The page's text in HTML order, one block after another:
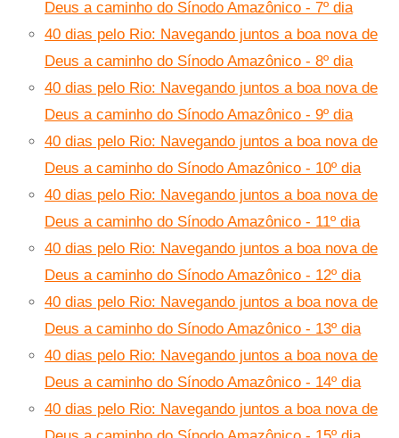
Deus a caminho do Sínodo Amazônico - 7º dia
40 dias pelo Rio: Navegando juntos a boa nova de
Deus a caminho do Sínodo Amazônico - 8º dia
40 dias pelo Rio: Navegando juntos a boa nova de
Deus a caminho do Sínodo Amazônico - 9º dia
40 dias pelo Rio: Navegando juntos a boa nova de
Deus a caminho do Sínodo Amazônico - 10º dia
40 dias pelo Rio: Navegando juntos a boa nova de
Deus a caminho do Sínodo Amazônico - 11º dia
40 dias pelo Rio: Navegando juntos a boa nova de
Deus a caminho do Sínodo Amazônico - 12º dia
40 dias pelo Rio: Navegando juntos a boa nova de
Deus a caminho do Sínodo Amazônico - 13º dia
40 dias pelo Rio: Navegando juntos a boa nova de
Deus a caminho do Sínodo Amazônico - 14º dia
40 dias pelo Rio: Navegando juntos a boa nova de